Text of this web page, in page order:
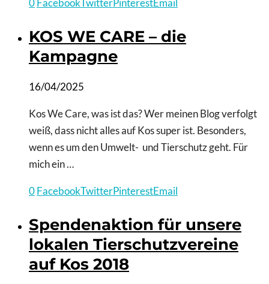
0 Facebook TwitterPinterestEmail
KOS WE CARE – die
Kampagne
16/04/2025
Kos We Care, was ist das? Wer meinen Blog verfolgt
weiß, dass nicht alles auf Kos super ist. Besonders,
wenn es um den Umwelt- und Tierschutz geht. Für
mich ein …
0FacebookTwitterPinterestEmail
Spendenaktion für unsere
lokalen Tierschutzvereine
auf Kos 2018